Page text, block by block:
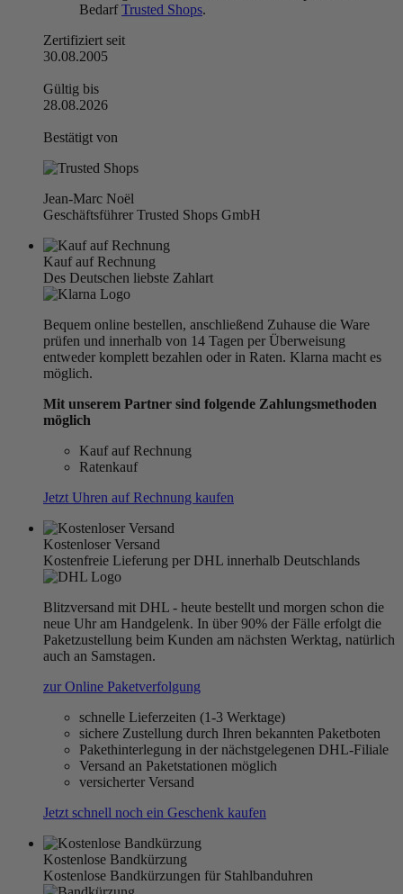
BedarfTrusted Shops.
Zertifiziert seit
30.08.2005
Gültig bis
28.08.2026
Bestätigt von
Jean-Marc Noël
Geschäftsführer Trusted Shops GmbH
Kauf auf Rechnung
Des Deutschen liebste Zahlart
Bequem online bestellen, anschließend Zuhause die Ware
prüfen und innerhalb von 14 Tagen per Überweisung
entweder komplett bezahlen oder in Raten. Klarna macht es
möglich.
Mit unserem Partner sind folgende Zahlungsmethoden
möglich
Kauf auf Rechnung
Ratenkauf
Jetzt Uhren auf Rechnung kaufen
Kostenloser Versand
Kostenfreie Lieferung per DHL innerhalb Deutschlands
Blitzversand mit DHL - heute bestellt und morgen schon die
neue Uhr am Handgelenk. In über 90% der Fälle erfolgt die
Paketzustellung beim Kunden am nächsten Werktag, natürlich
auch an Samstagen.
zur Online Paketverfolgung
schnelle Lieferzeiten (1-3 Werktage)
sichere Zustellung durch Ihren bekannten Paketboten
Pakethinterlegung in der nächstgelegenen DHL-Filiale
Versand an Paketstationen möglich
versicherter Versand
Jetzt schnell noch ein Geschenk kaufen
Kostenlose Bandkürzung
Kostenlose Bandkürzungen für Stahlbanduhren